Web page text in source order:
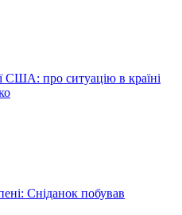
США: про ситуацію в країні
Сніданок побував